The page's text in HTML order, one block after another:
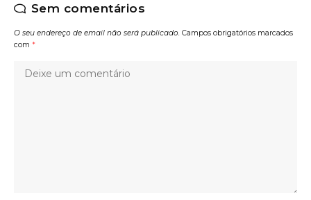
Sem comentários
O seu endereço de email não será publicado. Campos obrigatórios marcados
com *